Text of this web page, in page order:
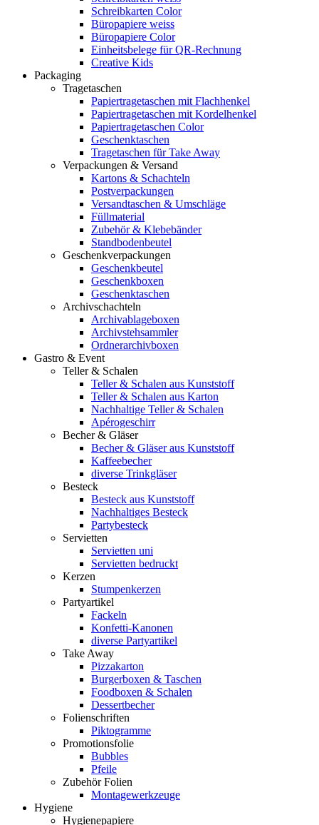
Schreibkarten Color
Büropapiere weiss
Büropapiere Color
Einheitsbelege für QR-Rechnung
Creative Kids
Packaging
Tragetaschen
Papiertragetaschen mit Flachhenkel
Papiertragetaschen mit Kordelhenkel
Papiertragetaschen Color
Geschenktaschen
Tragetaschen für Take Away
Verpackungen & Versand
Kartons & Schachteln
Postverpackungen
Versandtaschen & Umschläge
Füllmaterial
Zubehör & Klebebänder
Standbodenbeutel
Geschenkverpackungen
Geschenkbeutel
Geschenkboxen
Geschenktaschen
Archivschachteln
Archivablageboxen
Archivstehsammler
Ordnerarchivboxen
Gastro & Event
Teller & Schalen
Teller & Schalen aus Kunststoff
Teller & Schalen aus Karton
Nachhaltige Teller & Schalen
Apérogeschirr
Becher & Gläser
Becher & Gläser aus Kunststoff
Kaffeebecher
diverse Trinkgläser
Besteck
Besteck aus Kunststoff
Nachhaltiges Besteck
Partybesteck
Servietten
Servietten uni
Servietten bedruckt
Kerzen
Stumpenkerzen
Partyartikel
Fackeln
Konfetti-Kanonen
diverse Partyartikel
Take Away
Pizzakarton
Burgerboxen & Taschen
Foodboxen & Schalen
Dessertbecher
Folienschriften
Piktogramme
Promotionsfolie
Bubbles
Pfeile
Zubehör Folien
Montagewerkzeuge
Hygiene
Hygienepapiere